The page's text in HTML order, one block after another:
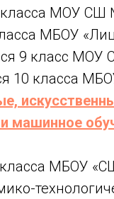
МОУ СШ
МБОУ
9 класс
10 класса
машинное
МБОУ